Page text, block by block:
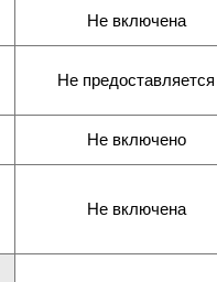
Не включена
Не предоставляется
Не включено
Не включена